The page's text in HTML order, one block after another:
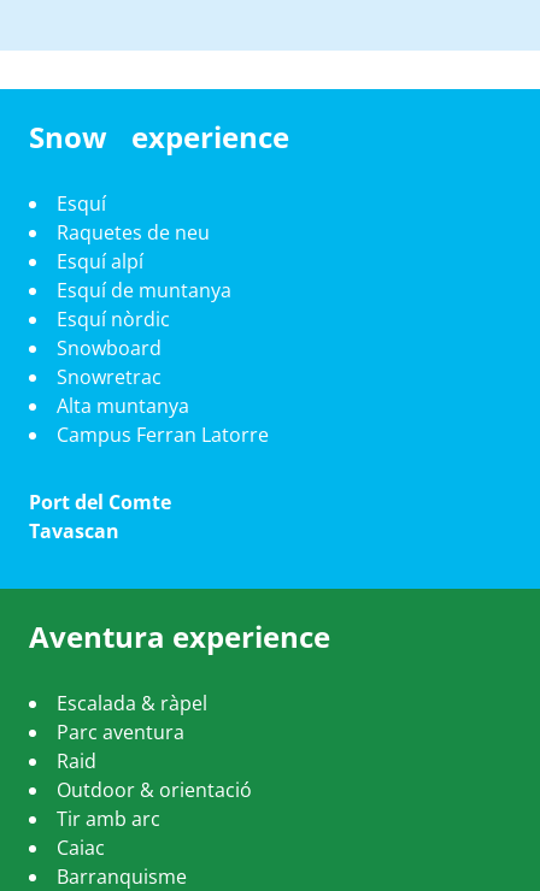
Snow experience
Esquí
Raquetes de neu
Esquí alpí
Esquí de muntanya
Esquí nòrdic
Snowboard
Snowretrac
Alta muntanya
Campus Ferran Latorre
Port del Comte
Tavascan
Aventura experience
Escalada & ràpel
Parc aventura
Raid
Outdoor & orientació
Tir amb arc
Caiac
Barranquisme